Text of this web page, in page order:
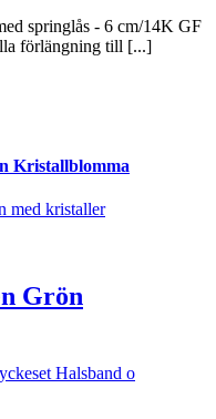
springlås - 6 cm/14K GF
förlängning till [...]
Kristallblomma
med kristaller
Grön
Halsband o